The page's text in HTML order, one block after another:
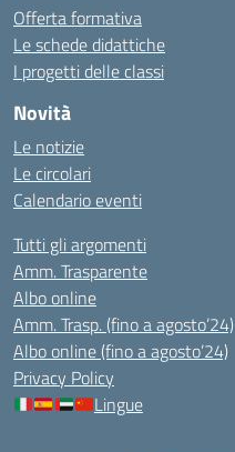
Offerta formativa
Le schede didattiche
I progetti delle classi
Novità
Le notizie
Le circolari
Calendario eventi
Tutti gli argomenti
Amm. Trasparente
Albo online
Amm. Trasp. (fino a agosto’24)
Albo online (fino a agosto’24)
Privacy Policy
Lingue